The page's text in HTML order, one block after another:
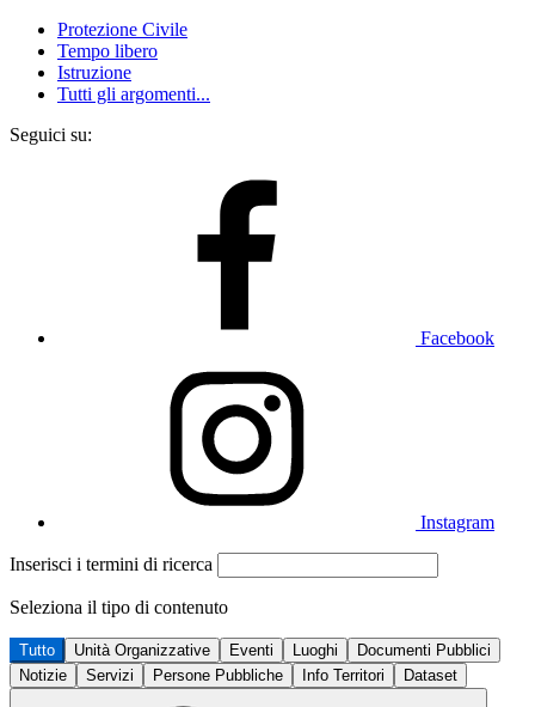
Protezione Civile
Tempo libero
Istruzione
Tutti gli argomenti...
Seguici su:
Facebook
Instagram
Inserisci i termini di ricerca
Seleziona il tipo di contenuto
Tutto Unità Organizzative Eventi Luoghi
Documenti Pubblici
Notizie
Servizi Persone Pubbliche Info Territori Dataset